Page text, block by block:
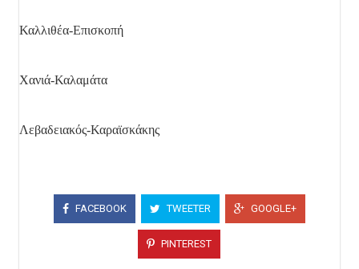
Καλλιθέα-Επισκοπή
Χανιά-Καλαμάτα
Λεβαδειακός-Καραϊσκάκης
FACEBOOK TWEETER GOOGLE+
PINTEREST